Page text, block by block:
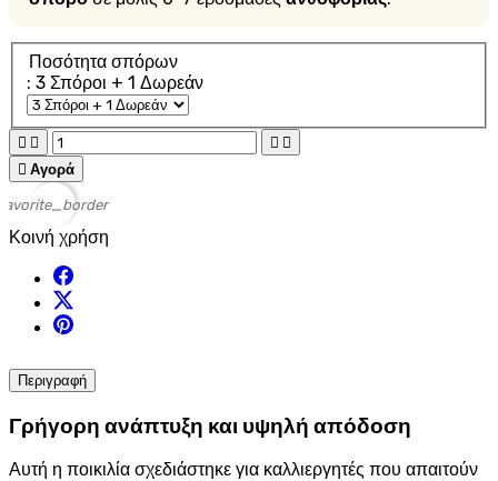
Ποσότητα σπόρων
: 3 Σπόροι + 1 Δωρεάν
   
 Αγορά
favorite_border
Κοινή χρήση
Περιγραφή
Γρήγορη ανάπτυξη και υψηλή απόδοση
Αυτή η ποικιλία σχεδιάστηκε για καλλιεργητές που απαιτούν